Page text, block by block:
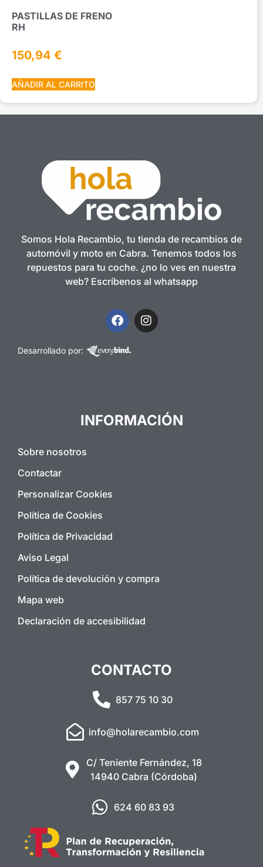
PASTILLAS DE FRENO
RH
150,94 €
AÑADIR AL CARRITO
Somos Hola Recambio, tu tienda de recambios de
automóvil y moto en Cabra. Tenemos todos los
repuestos para tu coche. ¿no lo ves en nuestra
web? Escríbenos al whatsapp
Desarrollado por:
INFORMACIÓN
Sobre nosotros
Contactar
Personalizar Cookies
Política de Cookies
Política de Privacidad
Aviso Legal
Política de devolución y compra
Mapa web
Declaración de accesibilidad
CONTACTO
857 75 10 30
info@holarecambio.com
C/ Teniente Fernández, 18
14940 Cabra (Córdoba)
624 60 83 93